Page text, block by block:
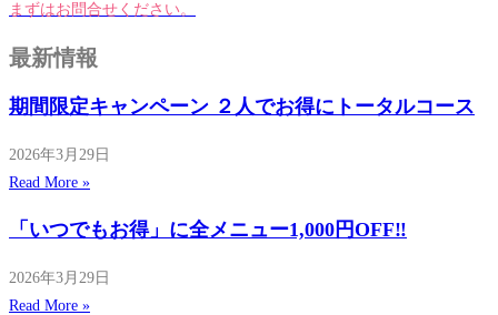
まずはお問合せください。
最新情報
期間限定キャンペーン ２人でお得にトータルコース
2026年3月29日
Read More »
「いつでもお得」に全メニュー1,000円OFF‼
2026年3月29日
Read More »